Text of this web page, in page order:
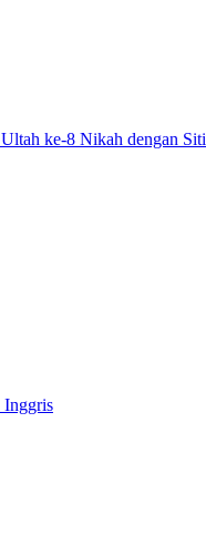
ke-8 Nikah dengan Siti
Inggris